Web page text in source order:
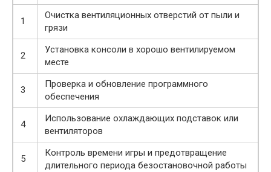
1
Очистка вентиляционных отверстий от пыли и
грязи
2
Установка консоли в хорошо вентилируемом
месте
3
Проверка и обновление программного
обеспечения
4
Использование охлаждающих подставок или
вентиляторов
5
Контроль времени игры и предотвращение
длительного периода безостановочной работы